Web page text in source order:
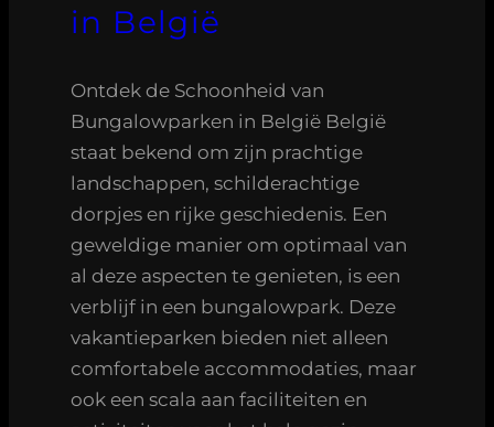
in België
Ontdek de Schoonheid van
Bungalowparken in België België
staat bekend om zijn prachtige
landschappen, schilderachtige
dorpjes en rijke geschiedenis. Een
geweldige manier om optimaal van
al deze aspecten te genieten, is een
verblijf in een bungalowpark. Deze
vakantieparken bieden niet alleen
comfortabele accommodaties, maar
ook een scala aan faciliteiten en